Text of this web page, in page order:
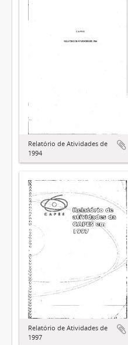
Relatório de Atividades de
1994
Relatório de Atividades de
1997